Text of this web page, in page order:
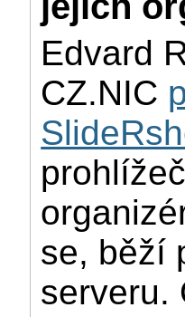
Edvard
CZ.NIC
se, běží
serveru.